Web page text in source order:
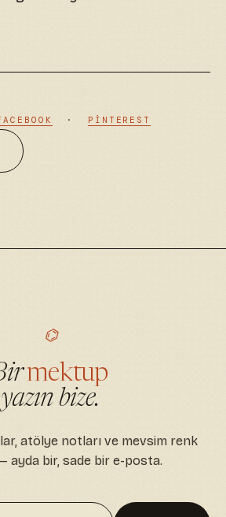
· PINTEREST
⌬
mektup
yazın bize.
atölye notları ve mevsim renk
ayda bir, sade bir e-posta.